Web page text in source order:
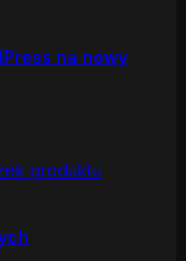
na nowy